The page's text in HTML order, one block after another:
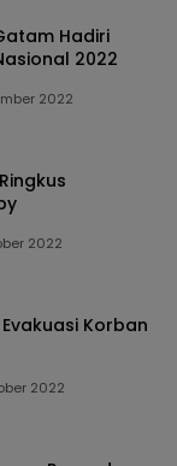
Hadiri
2022
2022
2022
Korban
2022